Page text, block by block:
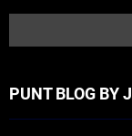
PUNT BLOG BY